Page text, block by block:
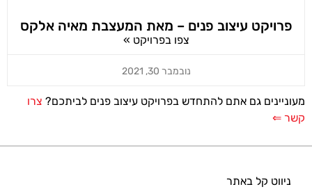
פרויקט עיצוב פנים – מאת המעצבת מאיה אלקס
צפו בפרויקט »
נובמבר 30, 2021
מעוניינים גם אתם להתחדש בפרויקט עיצוב פנים לביתכם? צרו
קשר ⇐
ניווט קל באתר